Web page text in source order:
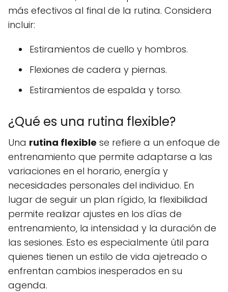
más efectivos al final de la rutina. Considera
incluir:
Estiramientos de cuello y hombros.
Flexiones de cadera y piernas.
Estiramientos de espalda y torso.
¿Qué es una rutina flexible?
Una rutina flexible se refiere a un enfoque de
entrenamiento que permite adaptarse a las
variaciones en el horario, energía y
necesidades personales del individuo. En
lugar de seguir un plan rígido, la flexibilidad
permite realizar ajustes en los días de
entrenamiento, la intensidad y la duración de
las sesiones. Esto es especialmente útil para
quienes tienen un estilo de vida ajetreado o
enfrentan cambios inesperados en su
agenda.